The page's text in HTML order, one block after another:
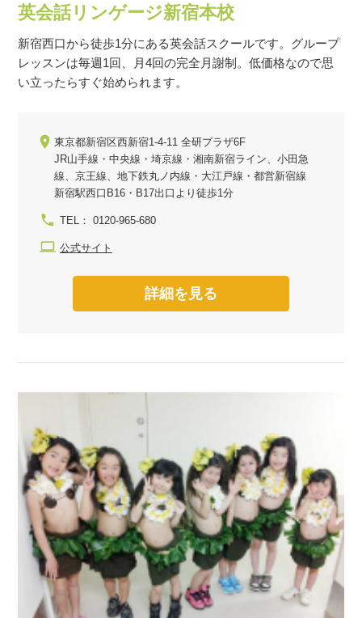
英会話リンゲージ新宿本校
新宿西口から徒歩1分にある英会話スクールです。グループ
レッスンは毎週1回、月4回の完全月謝制。低価格なので思
い立ったらすぐ始められます。
東京都新宿区西新宿1-4-11 全研プラザ6F
JR山手線・中央線・埼京線・湘南新宿ライン、小田急
線、京王線、地下鉄丸ノ内線・大江戸線・都営新宿線
新宿駅西口B16・B17出口より徒歩1分
TEL： 0120-965-680
公式サイト
詳細を見る